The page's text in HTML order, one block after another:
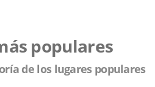
populares
de los lugares populares